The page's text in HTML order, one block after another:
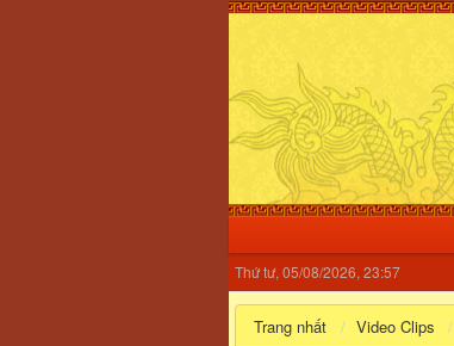
Thứ tư, 05/08/2026, 23:57
Trang nhất Video Clips